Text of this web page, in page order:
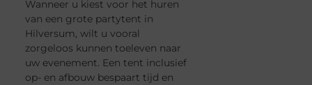
Wanneer u kiest voor het huren
van een grote partytent in
Hilversum, wilt u vooral
zorgeloos kunnen toeleven naar
uw evenement. Een tent inclusief
op- en afbouw bespaart tijd en